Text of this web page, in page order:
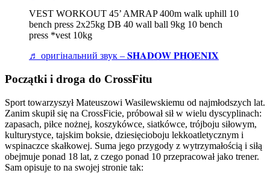
VEST WORKOUT 45’ AMRAP 400m walk uphill 10
bench press 2x25kg DB 40 wall ball 9kg 10 bench
press *vest 10kg
♬ оригінальний звук – 𝐒𝐇𝐀𝐃𝐎𝐖 𝐏𝐇𝐎𝐄𝐍𝐈𝐗
Początki i droga do CrossFitu
Sport towarzyszył Mateuszowi Wasilewskiemu od najmłodszych lat.
Zanim skupił się na CrossFicie, próbował sił w wielu dyscyplinach:
zapasach, piłce nożnej, koszykówce, siatkówce, trójboju siłowym,
kulturystyce, tajskim boksie, dziesięcioboju lekkoatletycznym i
wspinaczce skałkowej. Suma jego przygody z wytrzymałością i siłą
obejmuje ponad 18 lat, z czego ponad 10 przepracował jako trener.
Sam opisuje to na swojej stronie tak: